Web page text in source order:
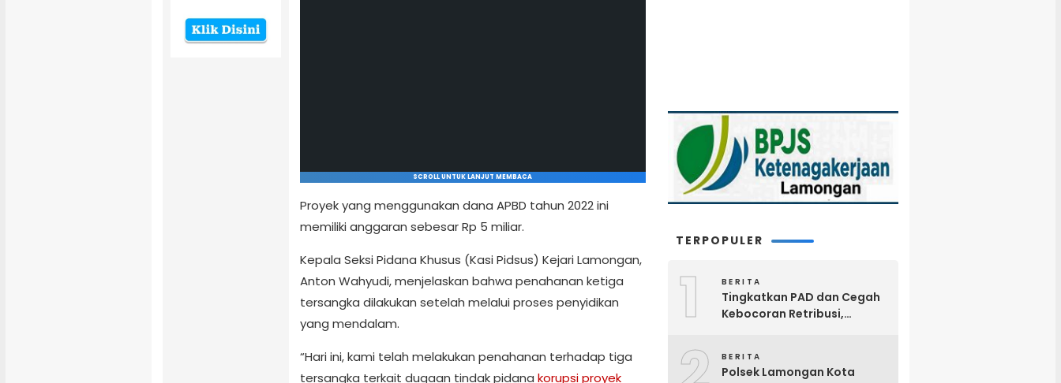
SCROLL UNTUK LANJUT MEMBACA
Proyek yang menggunakan dana APBD tahun 2022 ini
memiliki anggaran sebesar Rp 5 miliar.
Kepala Seksi Pidana Khusus (Kasi Pidsus) Kejari Lamongan,
Anton Wahyudi, menjelaskan bahwa penahanan ketiga
tersangka dilakukan setelah melalui proses penyidikan
yang mendalam.
“Hari ini, kami telah melakukan penahanan terhadap tiga
tersangka terkait dugaan tindak pidana korupsi proyek
TERPOPULER
1 BERITA
Tingkatkan PAD dan Cegah
Kebocoran Retribusi,
Parkir Digital QRIS
BERITA
Polsek Lamongan Kota